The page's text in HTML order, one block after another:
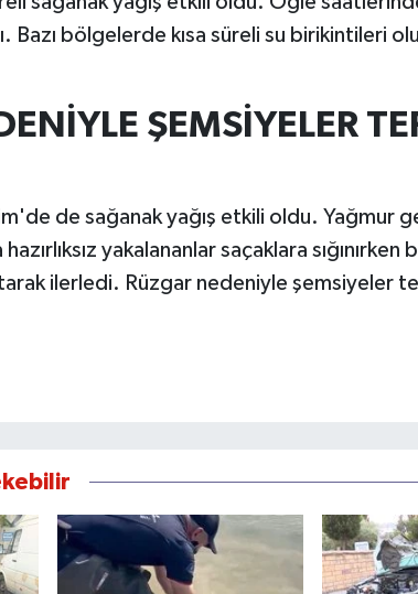
Bazı bölgelerde kısa süreli su birikintileri
ŞEMSİYELER
de sağanak yağış etkili oldu. Yağmur
yakalananlar saçaklara sığınırken
ilerledi. Rüzgar nedeniyle şemsiyeler